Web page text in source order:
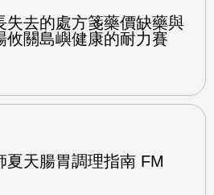
失去的處方箋藥價缺藥與
攸關島嶼健康的耐力賽
夏天腸胃調理指南 FM